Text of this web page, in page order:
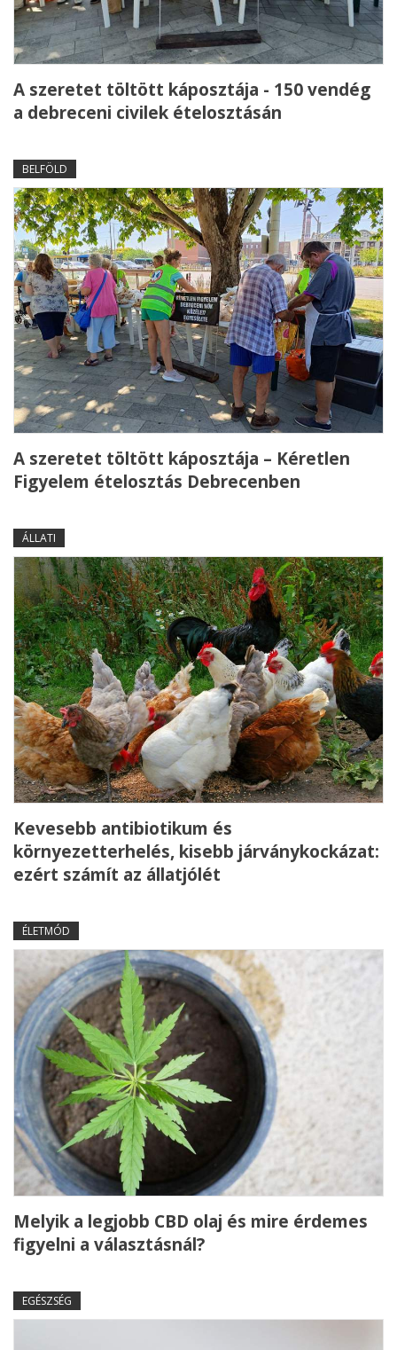
A szeretet töltött káposztája - 150 vendég
a debreceni civilek ételosztásán
BELFÖLD
A szeretet töltött káposztája – Kéretlen
Figyelem ételosztás Debrecenben
ÁLLATI
Kevesebb antibiotikum és
környezetterhelés, kisebb járványkockázat:
ezért számít az állatjólét
ÉLETMÓD
Melyik a legjobb CBD olaj és mire érdemes
figyelni a választásnál?
EGÉSZSÉG